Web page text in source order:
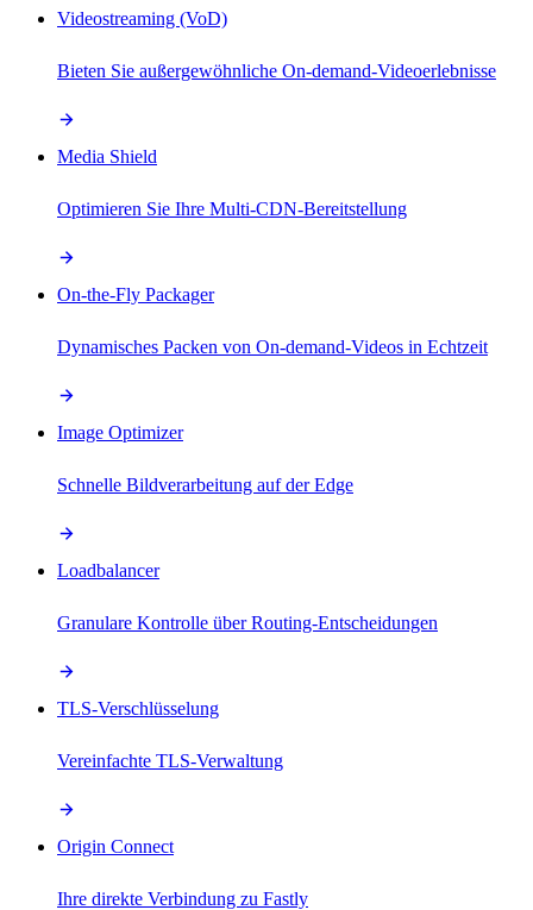
Videostreaming (VoD)
Bieten Sie außergewöhnliche On-demand-Videoerlebnisse
Media Shield
Optimieren Sie Ihre Multi-CDN-Bereitstellung
On-the-Fly Packager
Dynamisches Packen von On-demand-Videos in Echtzeit
Image Optimizer
Schnelle Bildverarbeitung auf der Edge
Loadbalancer
Granulare Kontrolle über Routing-Entscheidungen
TLS-Verschlüsselung
Vereinfachte TLS-Verwaltung
Origin Connect
Ihre direkte Verbindung zu Fastly